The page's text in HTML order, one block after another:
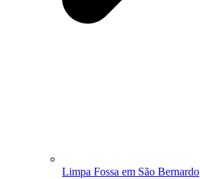
Limpa Fossa em São Bernardo